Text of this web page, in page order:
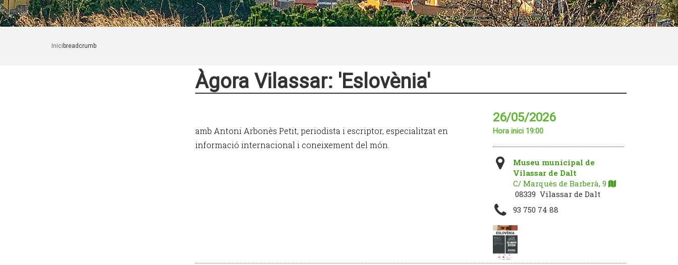
Inici breadcrumb
Àgora Vilassar: 'Eslovènia'
amb Antoni Arbonès Petit, periodista i escriptor, especialitzat en
informació internacional i coneixement del món.
26/05/2026
Hora inici 19:00
Museu municipal de
Vilassar de Dalt
C/ Marquès de Barberà, 9
08339 Vilassar de Dalt
93 750 74 88